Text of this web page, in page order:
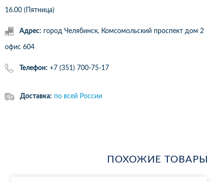
16.00 (Пятница)
Адрес: город Челябинск, Комсомольский проспект дом 2
офис 604
Телефон: +7 (351) 700-75-17
Доставка: по всей России
ПОХОЖИЕ ТОВАРЫ